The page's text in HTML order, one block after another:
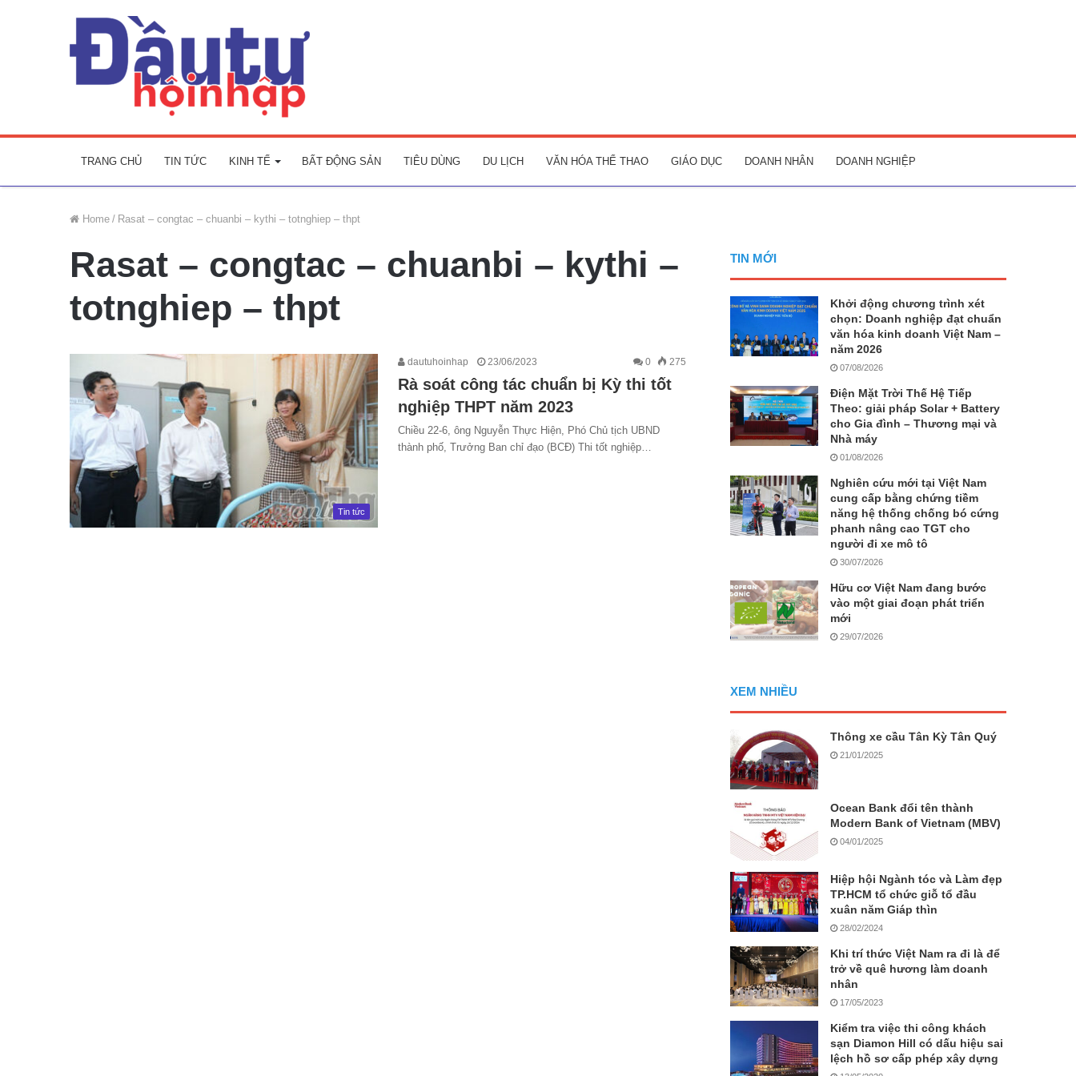
TRANG CHỦ TIN TỨC KINH TẾ BẤT ĐỘNG SẢN TIÊU DÙNG DU LỊCH VĂN HÓA THỂ THAO GIÁO DỤC DOANH NHÂN DOANH NGHIỆP
Home / Rasat – congtac – chuanbi – kythi – totnghiep – thpt
Rasat – congtac – chuanbi – kythi –
totnghiep – thpt
Tin tức
dautuhoinhap 23/06/2023 0 275
Rà soát công tác chuẩn bị Kỳ thi tốt
nghiệp THPT năm 2023
Chiều 22-6, ông Nguyễn Thực Hiện, Phó Chủ tịch UBND
thành phố, Trưởng Ban chỉ đạo (BCÐ) Thi tốt nghiệp…
TIN MỚI
Khởi động chương trình xét
chọn: Doanh nghiệp đạt chuẩn
văn hóa kinh doanh Việt Nam –
năm 2026
07/08/2026
Điện Mặt Trời Thế Hệ Tiếp
Theo: giải pháp Solar + Battery
cho Gia đình – Thương mại và
Nhà máy
01/08/2026
Nghiên cứu mới tại Việt Nam
cung cấp bằng chứng tiềm
năng hệ thống chống bó cứng
phanh nâng cao TGT cho
người đi xe mô tô
30/07/2026
Hữu cơ Việt Nam đang bước
vào một giai đoạn phát triển
mới
29/07/2026
XEM NHIỀU
Thông xe cầu Tân Kỳ Tân Quý
21/01/2025
Ocean Bank đổi tên thành
Modern Bank of Vietnam (MBV)
04/01/2025
Hiệp hội Ngành tóc và Làm đẹp
TP.HCM tổ chức giỗ tổ đầu
xuân năm Giáp thìn
28/02/2024
Khi trí thức Việt Nam ra đi là để
trở về quê hương làm doanh
nhân
17/05/2023
Kiểm tra việc thi công khách
sạn Diamon Hill có dấu hiệu sai
lệch hồ sơ cấp phép xây dựng